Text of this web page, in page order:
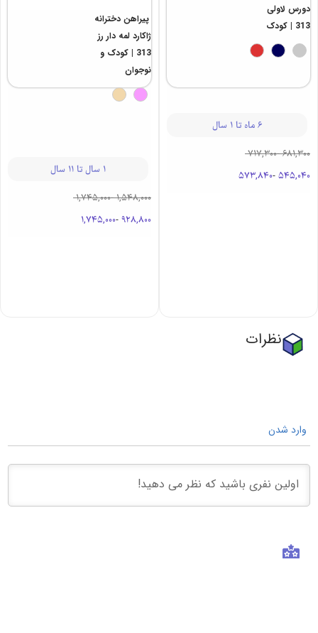
دورس لاولی
313 | کودک
6 ماه تا 1 سال
681,300
-
717,300
545,040
-
573,840
پیراهن دخترانه
ژاکارد لمه دار رز
313 | کودک و
نوجوان
1 سال تا 11 سال
1,548,000
-
1,745,000
928,800
-
1,745,000
نظرات
وارد شدن